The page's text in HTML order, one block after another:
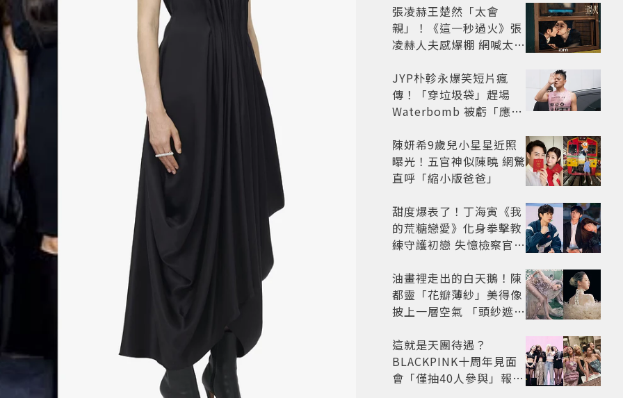
張凌赫王楚然「太會
親」！《這一秒過火》張
凌赫人夫感爆棚 網喊太有
JYP朴軫永爆笑短片瘋
傳！「穿垃圾袋」趕場
Waterbomb 被虧「應該
陳妍希9歲兒小星星近照
曝光！五官神似陳曉 網驚
直呼「縮小版爸爸」
甜度爆表了！丁海寅《我
的荒糖戀愛》化身拳擊教
練守護初戀 失憶檢察官×
劇
油畫裡走出的白天鵝！陳
都靈「花瓣薄紗」美得像
披上一層空氣 「頭紗遮
太仙
這就是天團待遇？
BLACKPINK十周年見面
會「僅抽40人參與」報名